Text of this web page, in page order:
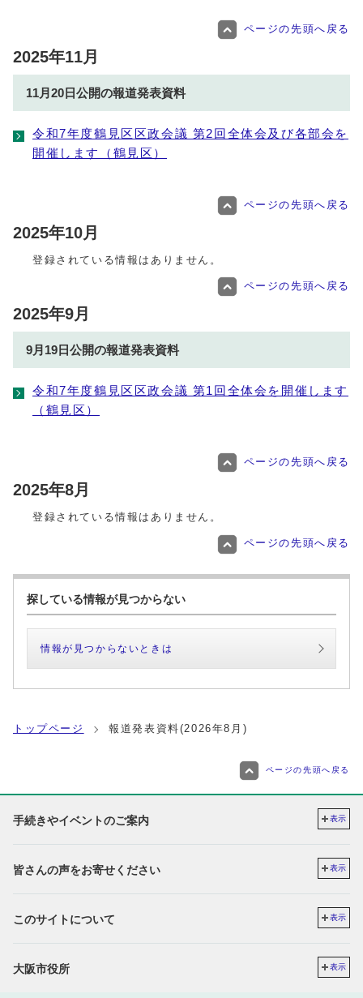
ページの先頭へ戻る
2025年11月
11月20日公開の報道発表資料
令和7年度鶴見区区政会議 第2回全体会及び各部会を
開催します（鶴見区）
ページの先頭へ戻る
2025年10月
登録されている情報はありません。
ページの先頭へ戻る
2025年9月
9月19日公開の報道発表資料
令和7年度鶴見区区政会議 第1回全体会を開催します
（鶴見区）
ページの先頭へ戻る
2025年8月
登録されている情報はありません。
ページの先頭へ戻る
探している情報が見つからない
情報が見つからないときは
トップページ 報道発表資料(2026年8月)
ページの先頭へ戻る
手続きやイベントのご案内 表示
皆さんの声をお寄せください 表示
このサイトについて 表示
大阪市役所 表示